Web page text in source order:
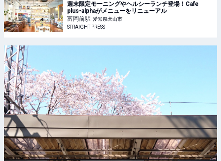
週末限定モーニングやヘルシーランチ登場！Cafe
plus-alphaがメニューをリニューアル
富岡前駅 愛知県犬山市
STRAIGHT PRESS